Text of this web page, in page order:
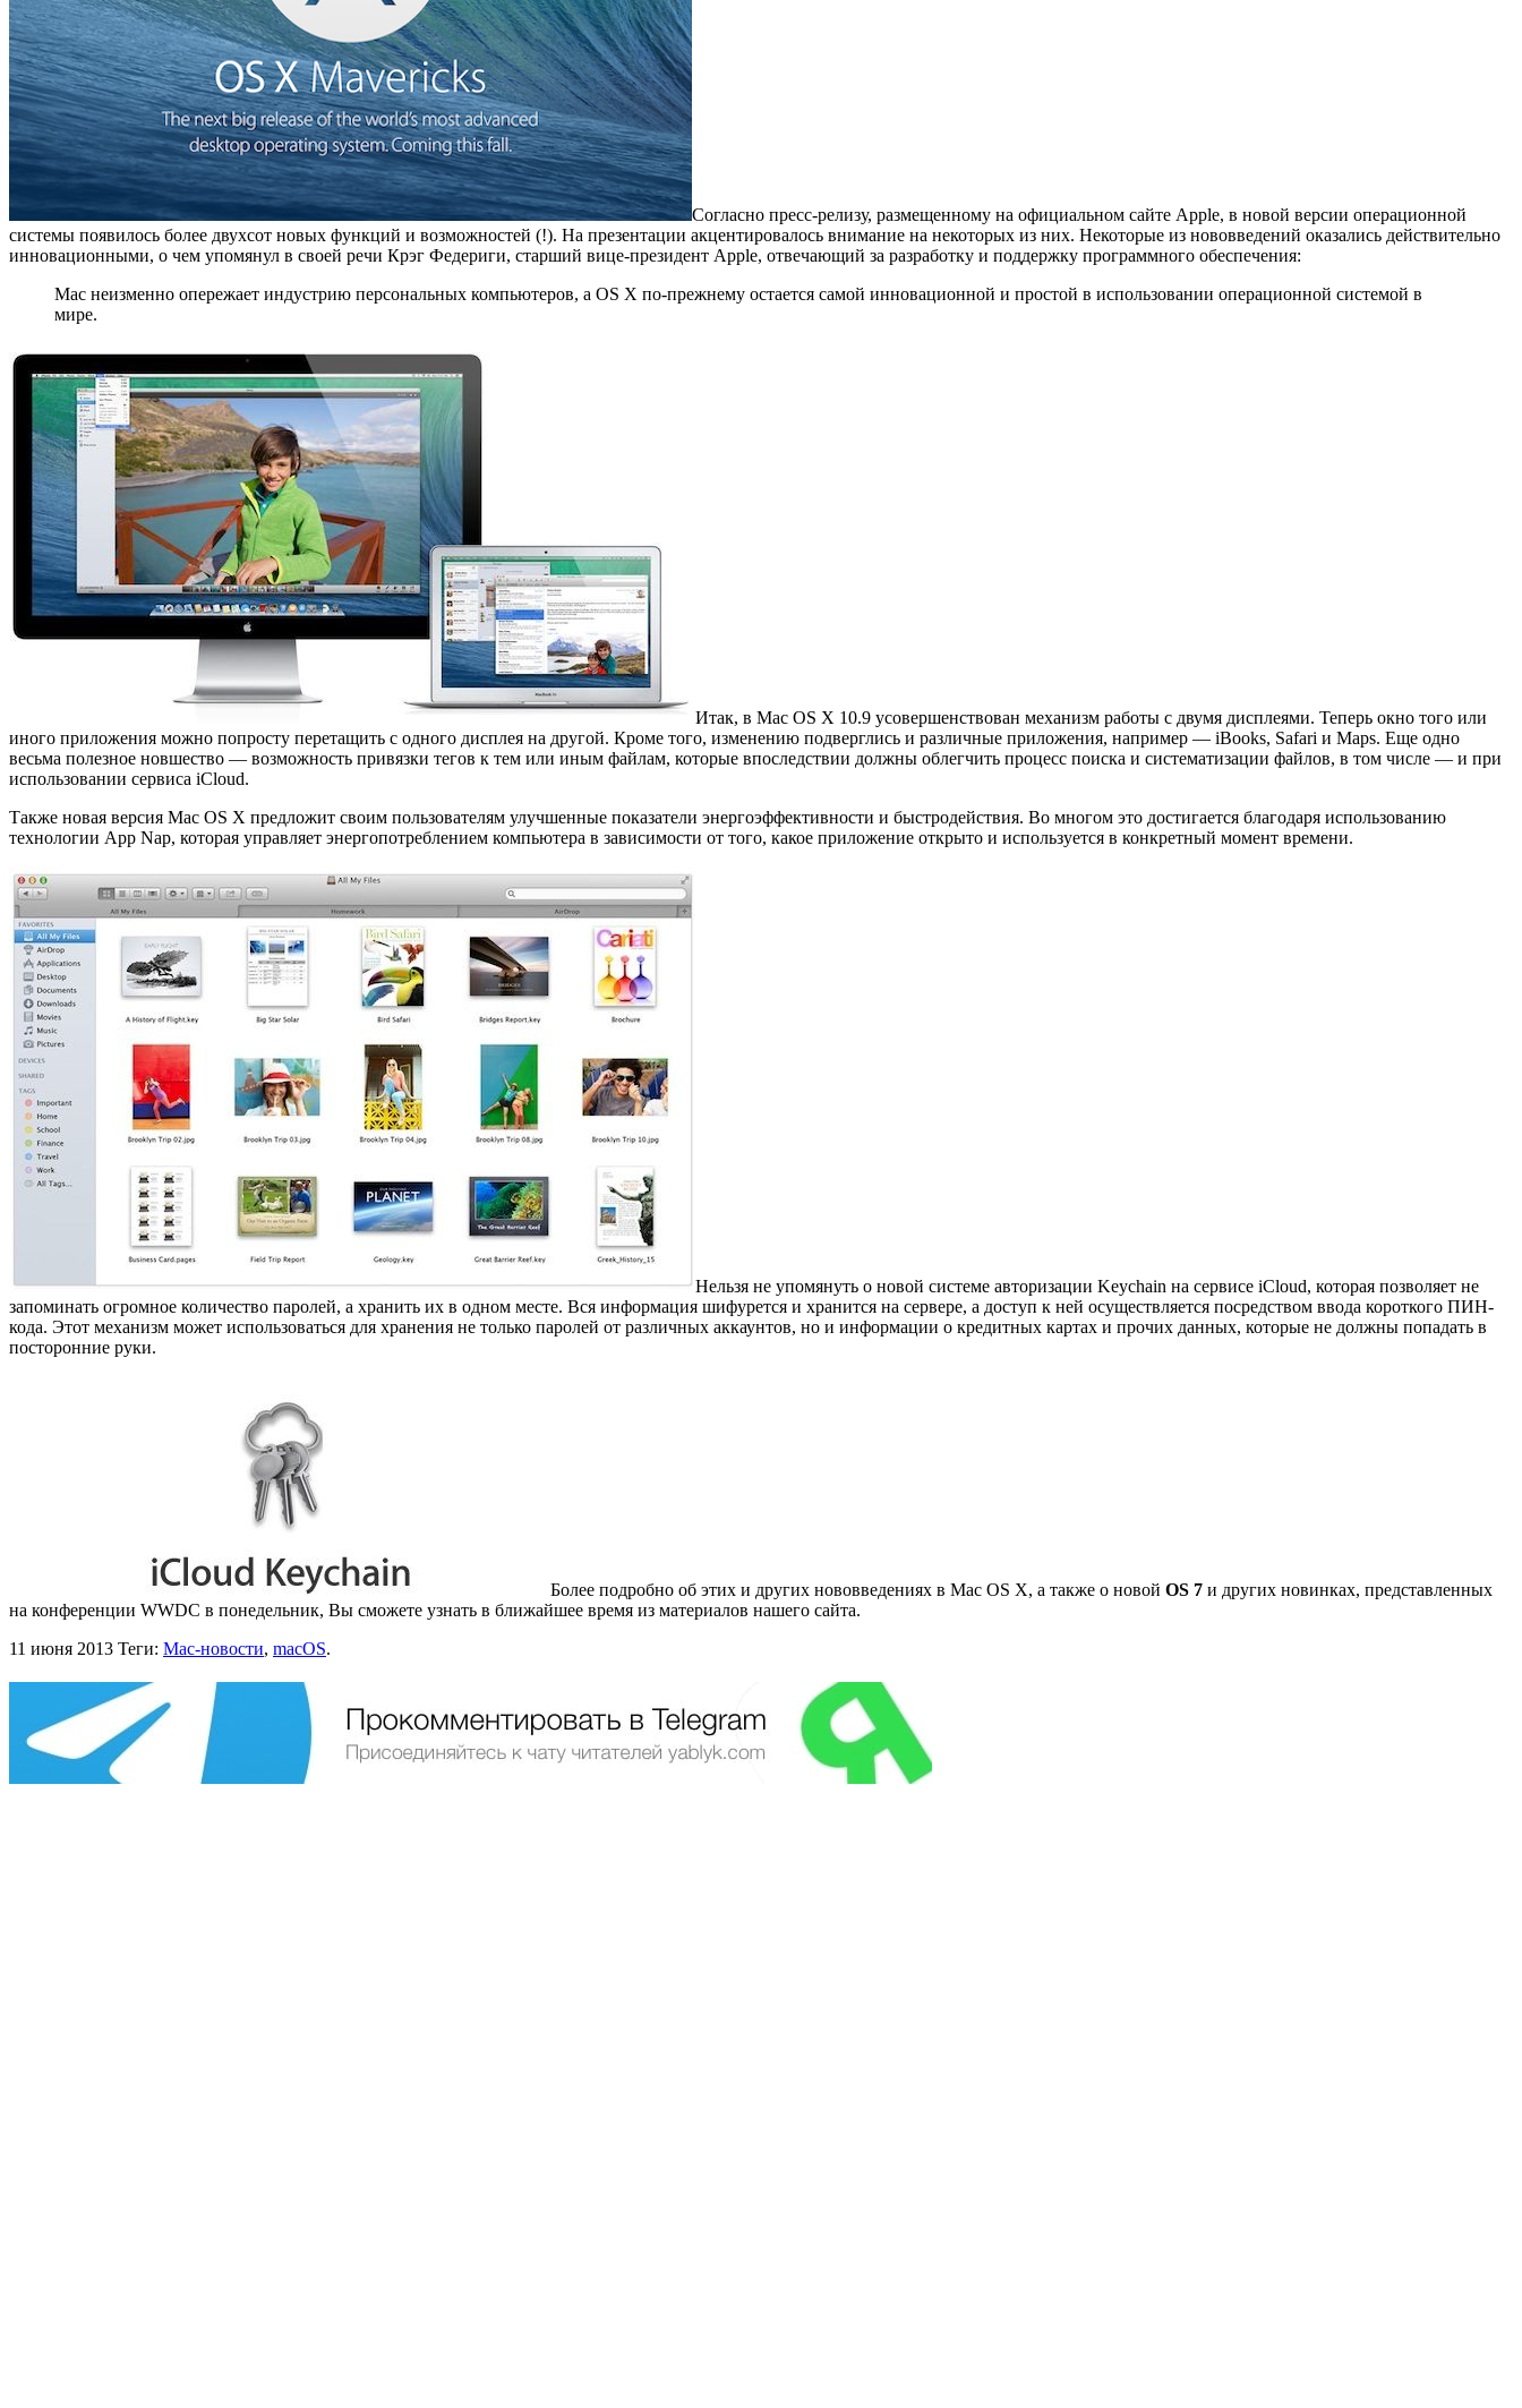
Согласно пресс-релизу, размещенному на официальном сайте Apple, в новой версии операционной
системы появилось более двухсот новых функций и возможностей (!). На презентации акцентировалось внимание на некоторых из них. Некоторые из нововведений оказались действительно
инновационными, о чем упомянул в своей речи Крэг Федериги, старший вице-президент Apple, отвечающий за разработку и поддержку программного обеспечения:
Mac неизменно опережает индустрию персональных компьютеров, а OS X по-прежнему остается самой инновационной и простой в использовании операционной системой в
мире.
Итак, в Mac OS X 10.9 усовершенствован механизм работы с двумя дисплеями. Теперь окно того или
иного приложения можно попросту перетащить с одного дисплея на другой. Кроме того, изменению подверглись и различные приложения, например — iBooks, Safari и Maps. Еще одно
весьма полезное новшество — возможность привязки тегов к тем или иным файлам, которые впоследствии должны облегчить процесс поиска и систематизации файлов, в том числе — и при
использовании сервиса iCloud.
Также новая версия Mac OS X предложит своим пользователям улучшенные показатели энергоэффективности и быстродействия. Во многом это достигается благодаря использованию
технологии App Nap, которая управляет энергопотреблением компьютера в зависимости от того, какое приложение открыто и используется в конкретный момент времени.
Нельзя не упомянуть о новой системе авторизации Keychain на сервисе iCloud, которая позволяет не
запоминать огромное количество паролей, а хранить их в одном месте. Вся информация шифурется и хранится на сервере, а доступ к ней осуществляется посредством ввода короткого ПИН-
кода. Этот механизм может использоваться для хранения не только паролей от различных аккаунтов, но и информации о кредитных картах и прочих данных, которые не должны попадать в
посторонние руки.
Более подробно об этих и других нововведениях в Mac OS X, а также о новой OS 7 и других новинках, представленных
на конференции WWDC в понедельник, Вы сможете узнать в ближайшее время из материалов нашего сайта.
11 июня 2013 Теги: Mac-новости, macOS.